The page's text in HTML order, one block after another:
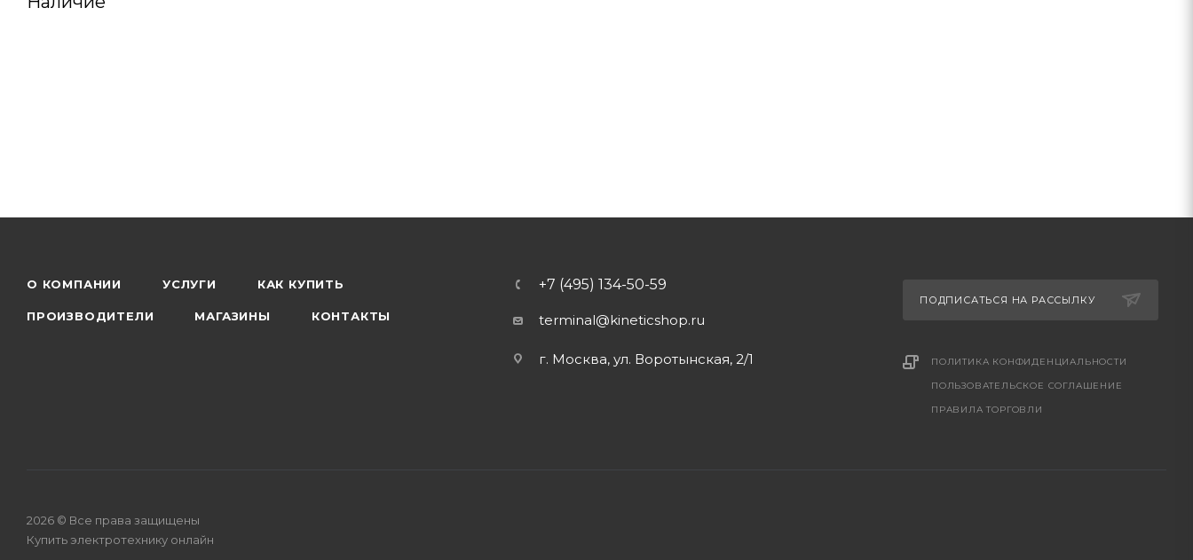
О КОМПАНИИ УСЛУГИ КАК КУПИТЬ
ПРОИЗВОДИТЕЛИ МАГАЗИНЫ КОНТАКТЫ
+7 (495) 134-50-59
terminal@kineticshop.ru
г. Москва, ул. Воротынская, 2/1
ПОДПИСАТЬСЯ НА РАССЫЛКУ
ПОЛИТИКА КОНФИДЕНЦИАЛЬНОСТИ
ПОЛЬЗОВАТЕЛЬСКОЕ СОГЛАШЕНИЕ
ПРАВИЛА ТОРГОВЛИ
2026 © Все права защищены
Купить электротехнику онлайн